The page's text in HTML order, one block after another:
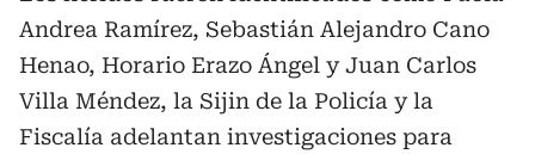
Andrea Ramírez, Sebastián Alejandro Cano
Henao, Horario Erazo Ángel y Juan Carlos
Villa Méndez, la Sijin de la Policía y la
Fiscalía adelantan investigaciones para